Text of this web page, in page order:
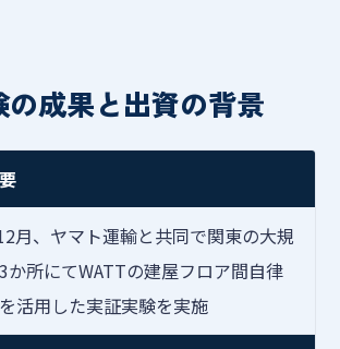
の成果と出資の背景
月、ヤマト運輸と共同で関東の大規
か所にてWATTの建屋フロア間自律
活用した実証実験を実施